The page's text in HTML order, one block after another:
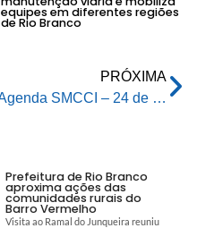
equipes em diferentes regiões
de Rio Branco
PRÓXIMA
Agenda SMCCI – 24 de abril de 2026
Prefeitura de Rio Branco
aproxima ações das
comunidades rurais do
Barro Vermelho
Visita ao Ramal do Junqueira reuniu